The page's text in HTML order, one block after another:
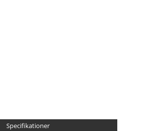
Specifikationer